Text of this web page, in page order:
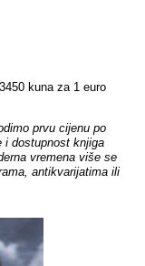
kuna za 1 euro
prvu cijenu po
i dostupnost knjiga
vremena više se
antikvarijatima ili